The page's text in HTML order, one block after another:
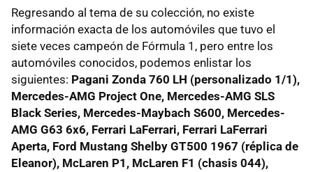
Regresando al tema de su colección, no existe
información exacta de los automóviles que tuvo el
siete veces campeón de Fórmula 1, pero entre los
automóviles conocidos, podemos enlistar los
siguientes: Pagani Zonda 760 LH (personalizado 1/1),
Mercedes-AMG Project One, Mercedes-AMG SLS
Black Series, Mercedes-Maybach S600, Mercedes-
AMG G63 6x6, Ferrari LaFerrari, Ferrari LaFerrari
Aperta, Ford Mustang Shelby GT500 1967 (réplica de
Eleanor), McLaren P1, McLaren F1 (chasis 044),